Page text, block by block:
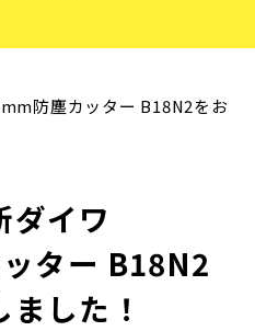
防塵カッター B18N2をお
ダイワ
ター B18N2
した！